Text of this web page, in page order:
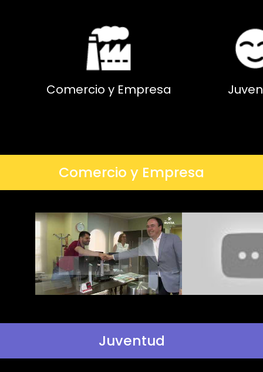
Comercio y Empresa
Comercio y Empresa
Juventud